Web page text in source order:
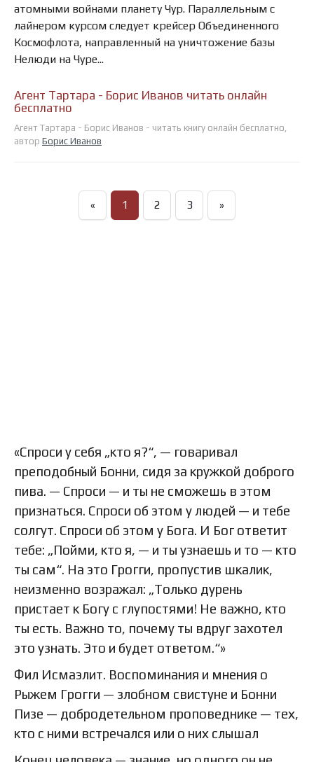
атомными войнами планету Чур. Параллельным с
лайнером курсом следует крейсер Объединенного
Космофлота, направленный на уничтожение базы
Нелюди на Чуре...
Агент Тартара - Борис Иванов читать онлайн
бесплатно
Агент Тартара - Борис Иванов - читать книгу онлайн бесплатно,
автор Борис Иванов
« 1 2 3 »
«Спроси у себя „кто я?“, — говаривал
преподобный Бонни, сидя за кружкой доброго
пива. — Спроси — и ты не сможешь в этом
признаться. Спроси об этом у людей — и тебе
солгут. Спроси об этом у Бога. И Бог ответит
тебе: „Пойми, кто я, — и ты узнаешь и то — кто
ты сам“. На это Грогги, пропустив шкалик,
неизменно возражал: „Только дурень
пристает к Богу с глупостями! Не важно, кто
ты есть. Важно то, почему ты вдруг захотел
это узнать. Это и будет ответом.“»
Фил Исмаэлит. Воспоминания и мнения о
Рыжем Грогги — злобном свистуне и Бонни
Пизе — добродетельном проповеднике — тех,
кто с ними встречался или о них слышал